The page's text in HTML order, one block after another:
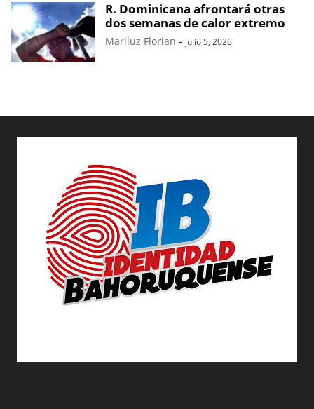
R. Dominicana afrontará otras
dos semanas de calor extremo
Mariluz Florian - julio 5, 2026